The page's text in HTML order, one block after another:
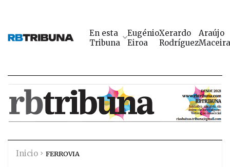
En esta
Tribuna
Eugénio
Eiroa
Xerardo
Rodríguez
Araújo
Maceira
Inicio FERROVIA